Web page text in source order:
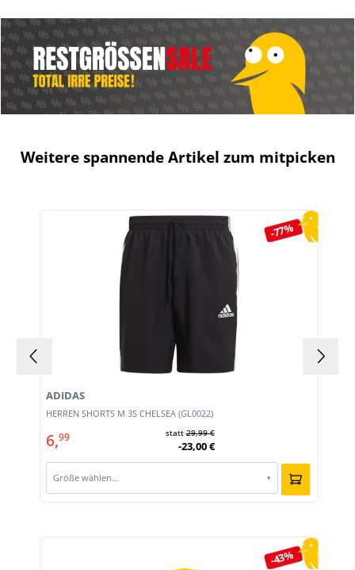
Weitere spannende Artikel zum mitpicken
Produktgalerie überspringen
-77%
HERREN SHORTS M 3S CHELSEA (GL0022)
ADIDAS
6,99 statt29,99 €
-23,00 €
Größe wählen… ▾
-43%